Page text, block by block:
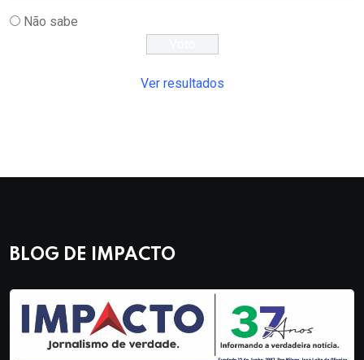
Não sabe
Ver resultados
BLOG DE IMPACTO